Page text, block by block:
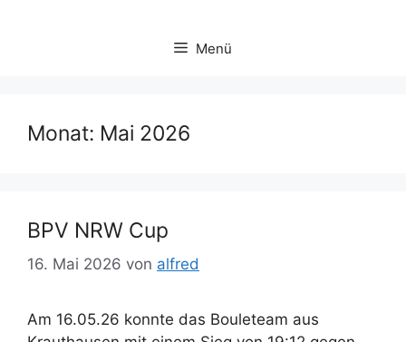
Menü
Monat: Mai 2026
BPV NRW Cup
16. Mai 2026 von alfred
Am 16.05.26 konnte das Bouleteam aus